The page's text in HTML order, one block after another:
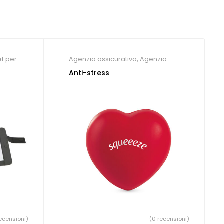
per
Agenzia assicurativa, Agenzia
immobiliare
Anti-stress
(0 recensioni)